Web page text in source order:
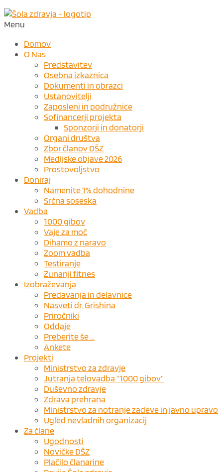
Menu
Domov
O Nas
Predstavitev
Osebna izkaznica
Dokumenti in obrazci
Ustanovitelji
Zaposleni in podružnice
Sofinancerji projekta
Sponzorji in donatorji
Organi društva
Zbor članov DŠZ
Medijske objave 2026
Prostovoljstvo
Doniraj
Namenite 1% dohodnine
Srčna soseska
Vadba
1000 gibov
Vaje za moč
Dihamo z naravo
Zoom vadba
Testiranje
Zunanji fitnes
Izobraževanja
Predavanja in delavnice
Nasveti dr. Grishina
Priročniki
Oddaje
Preberite še …
Ankete
Projekti
Ministrstvo za zdravje
Jutranja telovadba “1000 gibov”
Duševno zdravje
Zdrava prehrana
Ministrstvo za notranje zadeve in javno upravo
Ugled nevladnih organizacij
Za člane
Ugodnosti
Novičke DŠZ
Plačilo članarine